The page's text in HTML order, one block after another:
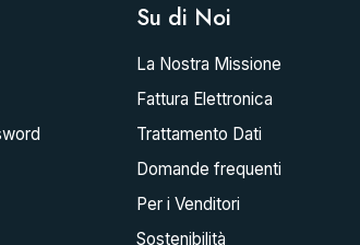
Su di Noi
La Nostra Missione
Fattura Elettronica
Trattamento Dati
Domande frequenti
Per i Venditori
Sostenibilità